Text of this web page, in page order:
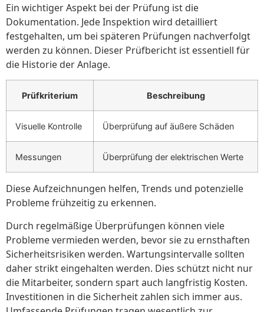
Ein wichtiger Aspekt bei der Prüfung ist die
Dokumentation. Jede Inspektion wird detailliert
festgehalten, um bei späteren Prüfungen nachverfolgt
werden zu können. Dieser Prüfbericht ist essentiell für
die Historie der Anlage.
Prüfkriterium Beschreibung
Visuelle Kontrolle Überprüfung auf äußere Schäden
Messungen Überprüfung der elektrischen Werte
Diese Aufzeichnungen helfen, Trends und potenzielle
Probleme frühzeitig zu erkennen.
Durch regelmäßige Überprüfungen können viele
Probleme vermieden werden, bevor sie zu ernsthaften
Sicherheitsrisiken werden. Wartungsintervalle sollten
daher strikt eingehalten werden. Dies schützt nicht nur
die Mitarbeiter, sondern spart auch langfristig Kosten.
Investitionen in die Sicherheit zahlen sich immer aus.